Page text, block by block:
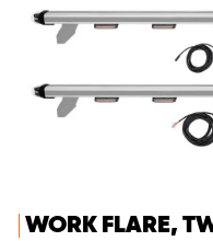
WORK FLARE,